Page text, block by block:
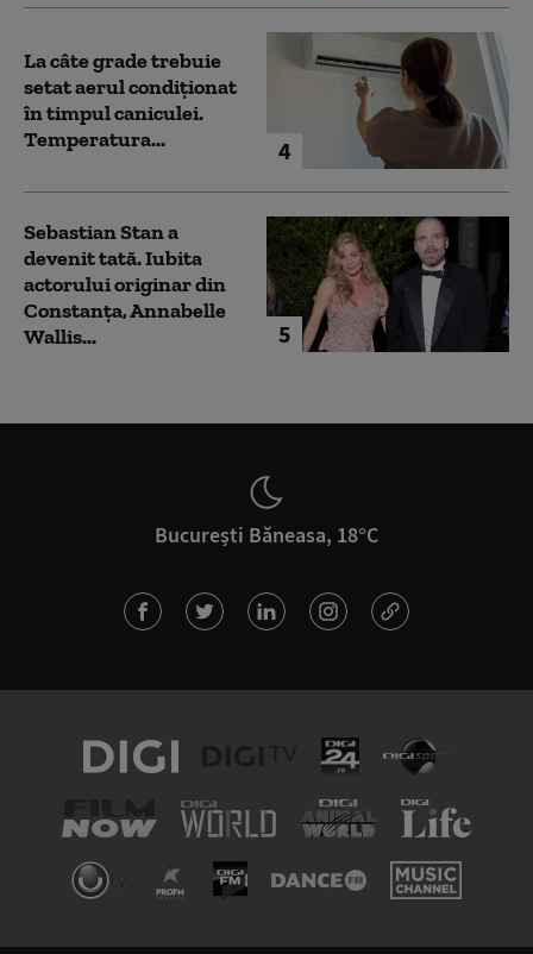
4
La câte grade trebuie
setat aerul condiționat
în timpul caniculei.
Temperatura...
5
Sebastian Stan a
devenit tată. Iubita
actorului originar din
Constanța, Annabelle
Wallis...
București Băneasa, 18°C